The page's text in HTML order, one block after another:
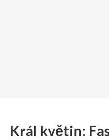
Král květin: